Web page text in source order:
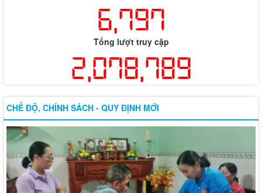
6,797
Tổng lượt truy cập
2,078,789
CHẾ ĐỘ, CHÍNH SÁCH - QUY ĐỊNH MỚI